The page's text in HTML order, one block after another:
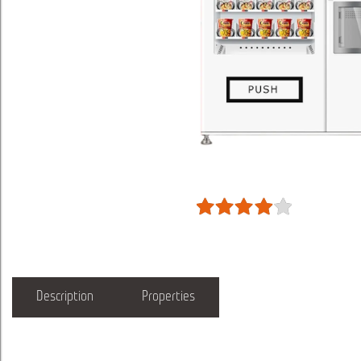
Description Properties